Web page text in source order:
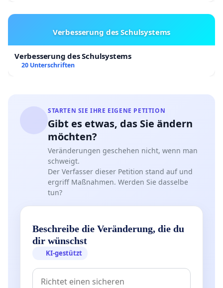
Verbesserung des Schulsystems
Verbesserung des Schulsystems
20 Unterschriften
STARTEN SIE IHRE EIGENE PETITION
Gibt es etwas, das Sie ändern
möchten?
Veränderungen geschehen nicht, wenn man
schweigt.
Der Verfasser dieser Petition stand auf und
ergriff Maßnahmen. Werden Sie dasselbe
tun?
Beschreibe die Veränderung, die du
dir wünschst
KI-gestützt